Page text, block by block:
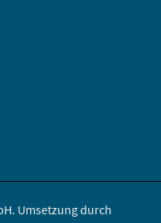
Umsetzung durch